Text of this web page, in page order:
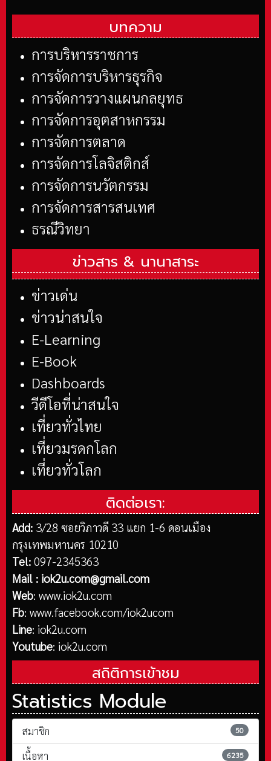
บทความ
การบริหารราชการ
การจัดการบริหารธุรกิจ
การจัดการวางแผนกลยุทธ
การจัดการอุตสาหกรรม
การจัดการตลาด
การจัดการโลจิสติกส์
การจัดการนวัตกรรม
การจัดการสารสนเทศ
ธรณีวิทยา
ข่าวสาร & นานาสาระ
ข่าวเด่น
ข่าวน่าสนใจ
E-Learning
E-Book
Dashboards
วีดีโอที่น่าสนใจ
เที่ยวทั่วไทย
เที่ยวมรดกโลก
เที่ยวทั่วโลก
ติดต่อเรา:
Add: 3/28 ซอยวิภาวดี 33 แยก 1-6 ดอนเมือง
กรุงเทพมหานคร 10210
Tel: 097-2345363
Mail : iok2u.com@gmail.com
Web: www.iok2u.com
Fb: www.facebook.com/iok2ucom
Line: iok2u.com
Youtube: iok2u.com
สถิติการเข้าชม
Statistics Module
สมาชิก 50
เนื้อหา 6235